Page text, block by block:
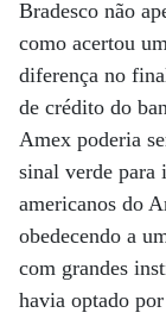
Bradesco não
como acertou
diferença no
de crédito do
Amex poderia
sinal verde para
americanos do
obedecendo a
com grandes
havia optado